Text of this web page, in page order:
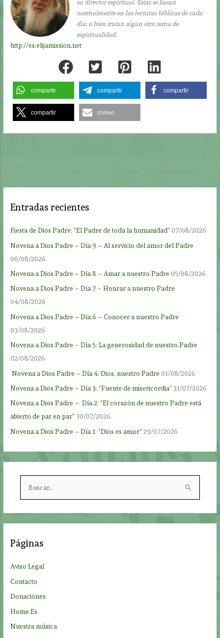
su director espiritual. Éstas se basan
normalmente en las lecturas bíblicas de cada
día; o bien tratan algún otro tema de
espiritualidad.
http://es.elijamission.net
compartir compartir compartir
compartir correo
Entradas recientes
Fiesta de Dios Padre: “El Padre de toda la humanidad” 07/08/2026
Novena a Dios Padre – Día 9 – Al servicio del amor del Padre
06/08/2026
Novena a Dios Padre – Día 8 – Amar a nuestro Padre 05/08/2026
Novena a Dios Padre – Día 7 – Honrar a nuestro Padre
04/08/2026
Novena a Dios Padre – Día 6 – Conocer a nuestro Padre
03/08/2026
Novena a Dios Padre – Día 5: La generosidad de nuestro Padre
02/08/2026
Novena a Dios Padre – Día 4: Dios, nuestro Padre 01/08/2026
Novena a Dios Padre – Día 3: “Fuente de misericordia” 31/07/2026
Novena a Dios Padre – Día 2: “El corazón de nuestro Padre está
abierto de par en par” 30/07/2026
Novena a Dios Padre – Día 1: “Dios es amor” 29/07/2026
r
:
Páginas
Aviso Legal
Contacto
Donaciones
Home Es
Nuestra música